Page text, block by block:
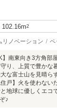
102.16m2
リノベーション ペ
南東向き3方角部
り、上質で豊か
な富士山を見晴
戸】火を使わない
地球に優しくエ
♪